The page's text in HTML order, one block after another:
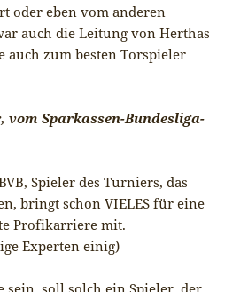
oder eben vom anderen
auch die Leitung von Herthas
auch zum besten Torspieler
vom Sparkassen-Bundesliga-
Spieler des Turniers, das
bringt schon VIELES für eine
Profikarriere mit.
Experten einig)